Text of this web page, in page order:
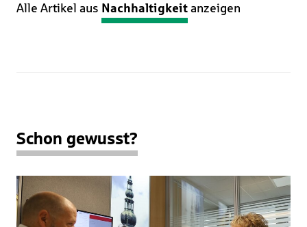
Alle Artikel aus Nachhaltigkeit anzeigen
Schon gewusst?